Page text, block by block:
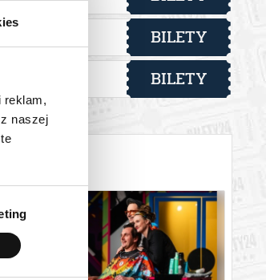
reklam,
naszej
BILETY
BILETY